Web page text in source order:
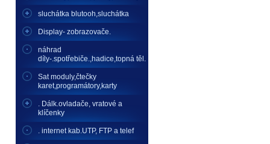
sluchátka blutooh,sluchátka
Display- zobrazovače.
náhrad
díly-.spotřebiče.,hadice,topná těl.
Sat moduly,čtečky
karet,programátory,karty
. Dálk.ovladače, vratové a
klíčenky
. internet kab.UTP, FTP a telef